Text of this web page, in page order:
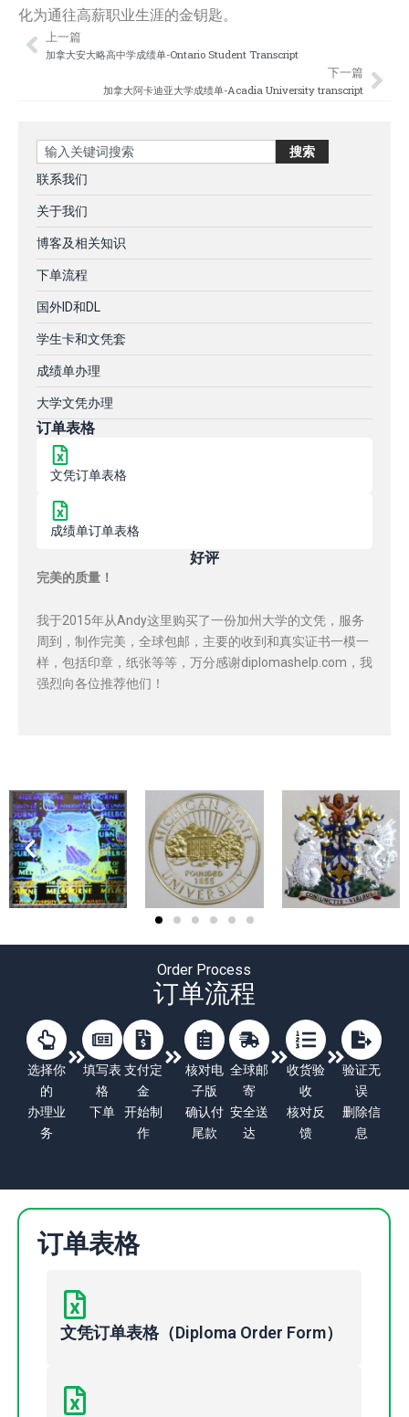
化为通往高薪职业生涯的金钥匙。
Prev
上一篇
加拿大安大略高中学成绩单-Ontario Student Transcript
下一篇
加拿大阿卡迪亚大学成绩单-Acadia University transcript
Search 搜索
联系我们
关于我们
博客及相关知识
下单流程
国外ID和DL
学生卡和文凭套
成绩单办理
大学文凭办理
订单表格
文凭订单表格
成绩单订单表格
好评
完美的质量！
我于2015年从Andy这里购买了一份加州大学的文凭，服务
周到，制作完美，全球包邮，主要的收到和真实证书一模一
样，包括印章，纸张等等，万分感谢diplomashelp.com，我
强烈向各位推荐他们！
Order Process
订单流程
选择你
的
办理业
务
填写表
格
下单
支付定
金
开始制
作
核对电
子版
确认付
尾款
全球邮
寄
安全送
达
收货验
收
核对反
馈
验证无
误
删除信
息
订单表格
文凭订单表格（Diploma Order Form）